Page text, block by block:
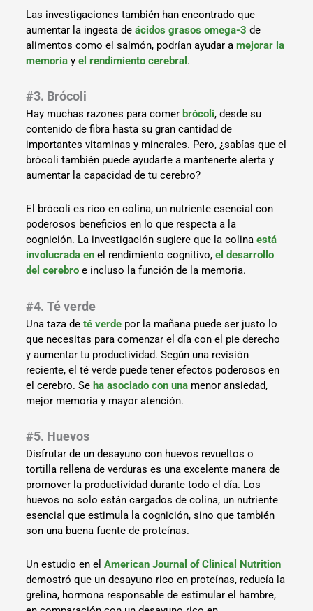
Las investigaciones también han encontrado que
aumentar la ingesta deácidos grasos omega-3 de
alimentos como el salmón, podrían ayudar amejorar la
memoria yel rendimiento cerebral .
#3. Brócoli
Hay muchas razones para comer brócoli, desde su
contenido de fibra hasta su gran cantidad de
importantes vitaminas y minerales. Pero, ¿sabías que el
brócoli también puede ayudarte a mantenerte alerta y
aumentar la capacidad de tu cerebro?
El brócoli es rico en colina, un nutriente esencial con
poderosos beneficios en lo que respecta a la
cognición. La investigación sugiere que la colinaestá
involucrada en el rendimiento cognitivo,el desarrollo
del cerebro e incluso la función de la memoria.
#4. Té verde
Una taza deté verde por la mañana puede ser justo lo
que necesitas para comenzar el día con el pie derecho
y aumentar tu productividad. Según una revisión
reciente, el té verde puede tener efectos poderosos en
el cerebro. Se ha asociado con una menor ansiedad,
mejor memoria y mayor atención.
#5. Huevos
Disfrutar de un desayuno con huevos revueltos o
tortilla rellena de verduras es una excelente manera de
promover la productividad durante todo el día. Los
huevos no solo están cargados de colina, un nutriente
esencial que estimula la cognición, sino que también
son una buena fuente de proteínas.
Un estudio en elAmerican Journal of Clinical Nutrition
demostró que un desayuno rico en proteínas, reducía la
grelina, hormona responsable de estimular el hambre,